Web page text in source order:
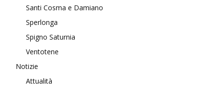
Santi Cosma e Damiano
Sperlonga
Spigno Saturnia
Ventotene
Notizie
Attualità